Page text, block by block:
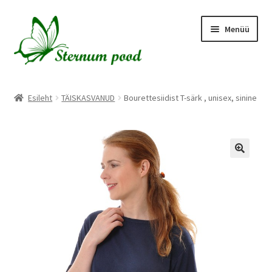
Liigu
navigeerimisele
Liigu
sisu
juurde
Menüü
Kuidas meie poest osta?
Esileht TÄISKASVANUD Bourettesiidist T-särk , unisex, sinine